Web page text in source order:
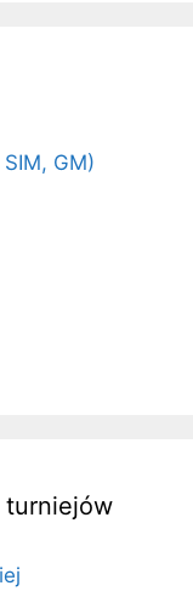
GM)
turniejów